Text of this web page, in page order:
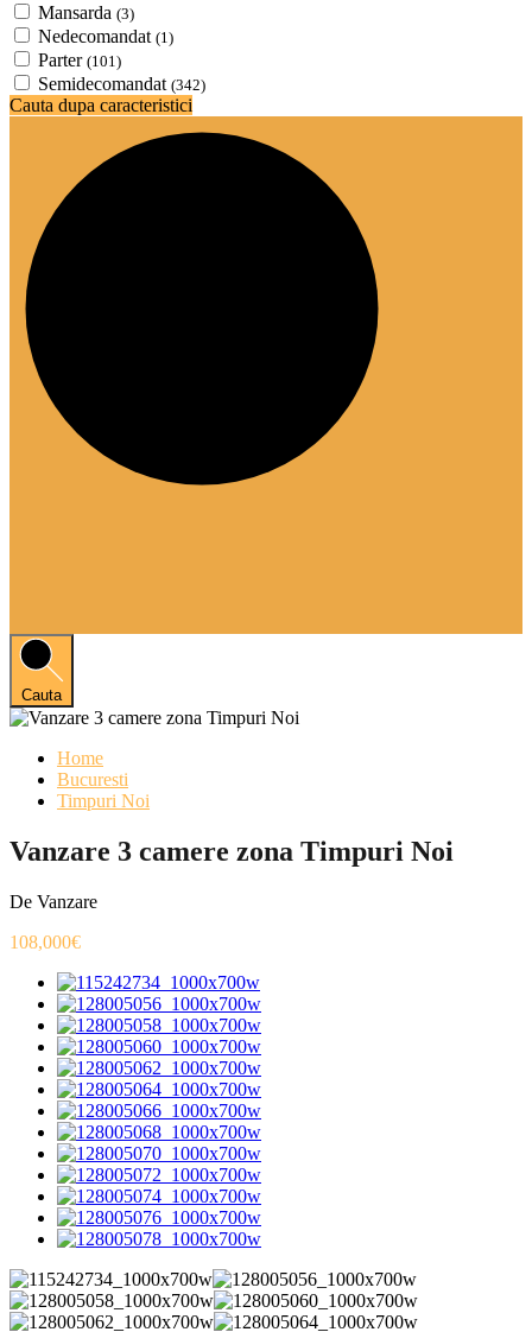
Mansarda (3)
Nedecomandat (1)
Parter (101)
Semidecomandat (342)
Cauta dupa caracteristici
Cauta
Home
Bucuresti
Timpuri Noi
Vanzare 3 camere zona Timpuri Noi
De Vanzare
108,000€